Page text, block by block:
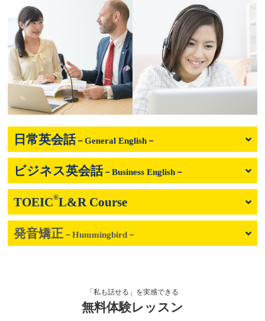
あなたの目的やレベルに合わせたレッスンが 着実な成長
ト。
万が一ご満足いただけなかった場合は
無償で再受講も可能です。
日常英会話－General English－
プライベートや海外旅行を充実させる
日常英会話／旅行英会話
レッスン料金サンプル
受講回数 32回 通学期間目安
32回 通学期間目安 7ヶ月
ビジネス英会話－Business English－
英語初心者から安心して学べる
仕事／海外出張／プレゼン／交渉／ミーティン
グ 他
TOEIC®L&R Course
就職・転職などに スコアを集中的に伸ばす
資格対策（TOEIC®L&R）
通学期間目安 4ヶ月
発音矯正 －Hummingbird－
「私も話せる」を実感できる
無料体験レッスン